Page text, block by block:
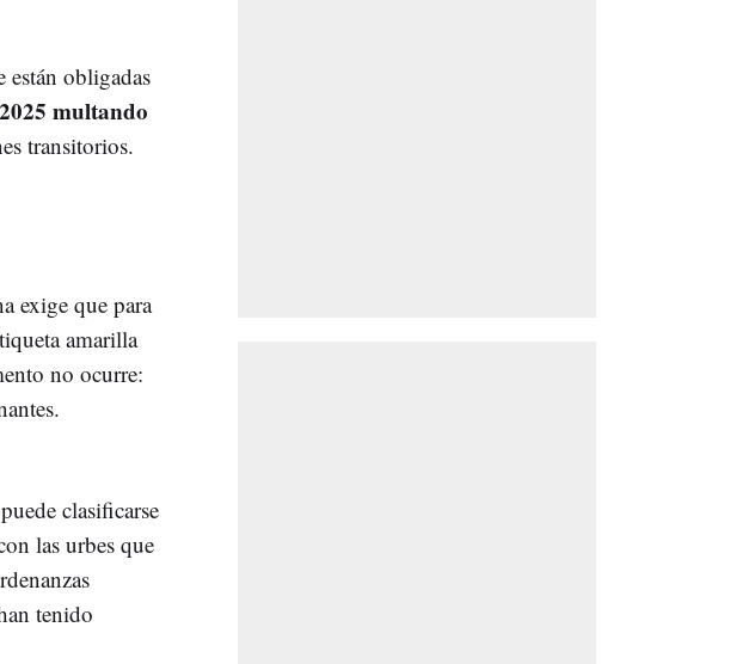
están obligadas
multando
transitorios.
exige que para
amarilla
no ocurre:
clasificarse
las urbes que
tenido